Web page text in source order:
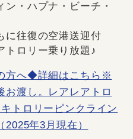
・ハプナ・ビーチ・
に往復の空港送迎付
トロリー乗り放題♪
方へ◆詳細はこちら※
お渡し。レアレアトロ
トロリーピンクライン
年3月現在）